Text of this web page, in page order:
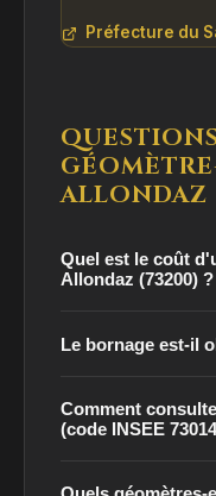
Préfecture du
ALLONDAZ
Quel est le coût
Allondaz (73200) ?
Le bornage est-il
Comment
(code INSEE